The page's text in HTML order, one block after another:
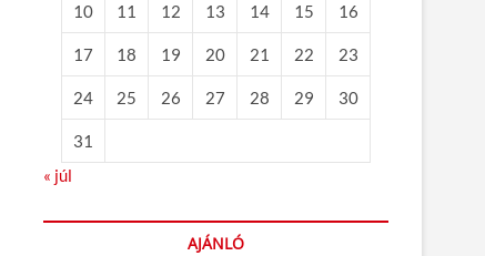
10 11 12 13 14 15 16
17 18 19 20 21 22 23
24 25 26 27 28 29 30
31
« júl
AJÁNLÓ